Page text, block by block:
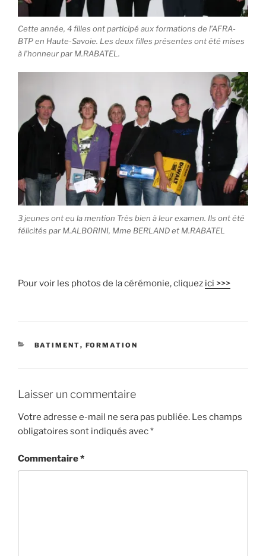
Cette année, 4 filles ont participé aux formations de l’AFRA-
BTP en Haute-Savoie. Les deux filles présentes ont été mises
à l’honneur par M.RABATEL.
3 jeunes ont eu la mention Très bien à leur examen. Ils ont été
félicités par M.ALBORINI, Mme BERLAND et M.RABATEL
Pour voir les photos de la cérémonie, cliquez ici >>>
CATÉGORIES
BATIMENT, FORMATION
Laisser un commentaire
Votre adresse e-mail ne sera pas publiée. Les champs
obligatoires sont indiqués avec*
Commentaire*